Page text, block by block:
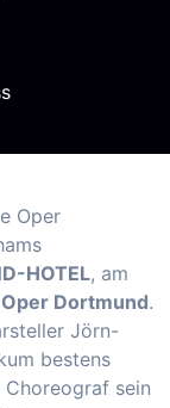
Oper
HOTEL, am
Dortmund.
Jörn-
bestens
sein